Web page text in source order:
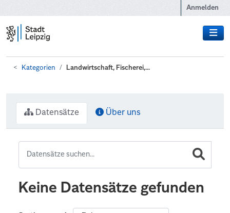
Anmelden
Kategorien Landwirtschaft, Fischerei,...
Datensätze Über uns
Keine Datensätze gefunden